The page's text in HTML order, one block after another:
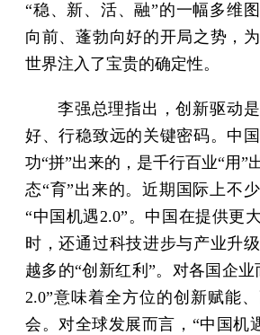
“稳、新、活、融”的一幅多维
向前、蓬勃向好的开局之势，
世界注入了宝贵的确定性。
李强总理指出，创新驱动
好、行稳致远的关键密码。中
功“拼”出来的，是千行百业“用”
态“育”出来的。近期国际上不
“中国机遇2.0”。中国在提供更
时，还通过科技进步与产业升
越多的“创新红利”。对各国企业
2.0”意味着全方位的创新赋能
会。对全球发展而言，“中国机